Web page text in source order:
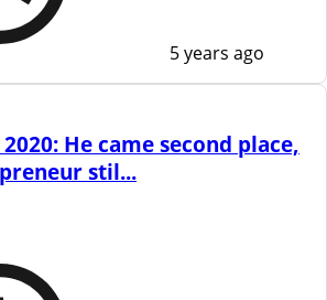
5 years ago
He came second place,
stil...